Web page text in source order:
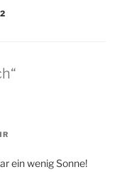
ein wenig Sonne!